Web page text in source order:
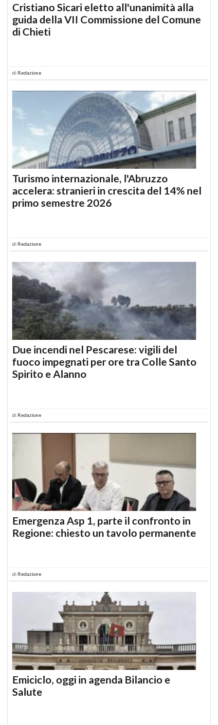
Cristiano Sicari eletto all'unanimità alla
guida della VII Commissione del Comune
di Chieti
di Redazione
Turismo internazionale, l'Abruzzo
accelera: stranieri in crescita del 14% nel
primo semestre 2026
di Redazione
Due incendi nel Pescarese: vigili del
fuoco impegnati per ore tra Colle Santo
Spirito e Alanno
di Redazione
Emergenza Asp 1, parte il confronto in
Regione: chiesto un tavolo permanente
di Redazione
Emiciclo, oggi in agenda Bilancio e
Salute